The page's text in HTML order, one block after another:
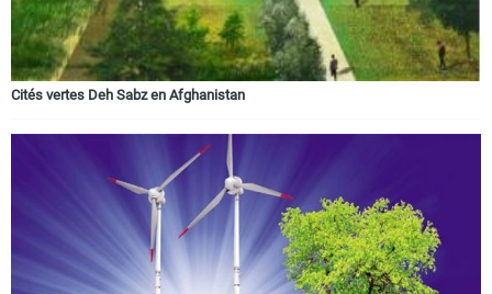
Cités vertes Deh Sabz en Afghanistan